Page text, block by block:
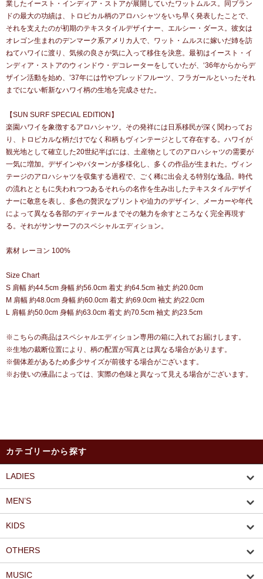
業したイースト・インディア・ストアが展開していたワットムルス。同ブラン
ドの最大の功績は、トロピカル柄のアロハシャツをいち早く発表したことで、
それを支えたのが初期のテキスタイルデザイナー、エルシー・ダース。彼女は
オレゴン生まれのデンマーク系アメリカ人で、ワット・ムルスに嫁いだ姉を訪
ねてハワイに渡り、気候の良さが気に入って移住を決意。最初はイースト・イ
ンディア・ストアのウィンドウ・デコレーターをしていたが、‘36年からからデ
ザイン活動を始め、’37年には竹やブレッドフルーツ、フラガールといったそれ
までにない斬新なハワイ柄の生地を完成させた。
【SUN SURF SPECIAL EDITION】
楽園ハワイを象徴するアロハシャツ。その発祥には日系移民が深く関わってお
り、トロピカルな柄だけでなく和柄もヴィンテージとして存在する。ハワイが
観光地として確立した20世紀半ばには、土産物としてのアロハシャツの需要が
一気に増加。デザインやパターンが多様化し、多くの作品が生まれた。ヴィン
テージのアロハシャツを収集する過程で、ごく稀に出会える特別な逸品。時代
の流れとともに失われつつあるそれらの名作を生み出したテキスタイルデザイ
ナーに敬意を表し、多色の贅沢なプリントや迫力のデザイン、メーカーや年代
によって異なる各部のディテールまでその魅力を余すところなく完全再現す
る。それがサンサーフのスペシャルエディション。
素材 レーヨン 100%
Size Chart
S 肩幅 約44.5cm 身幅 約56.0cm 着丈 約64.5cm 袖丈 約20.0cm
M 肩幅 約48.0cm 身幅 約60.0cm 着丈 約69.0cm 袖丈 約22.0cm
L 肩幅 約50.0cm 身幅 約63.0cm 着丈 約70.5cm 袖丈 約23.5cm
※こちらの商品はスペシャルエディション専用の箱に入れてお届けします。
※生地の裁断位置により、柄の配置が写真とは異なる場合があります。
※個体差があるため多少サイズが前後する場合がございます。
※お使いの液晶によっては、実際の色味と異なって見える場合がございます。
カテゴリーから探す
LADIES
MEN’S
KIDS
OTHERS
MUSIC